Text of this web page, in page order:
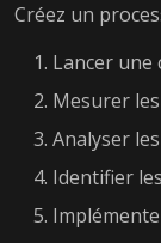
Créez un
Lancer une
Mesurer
Analyser
Identifier